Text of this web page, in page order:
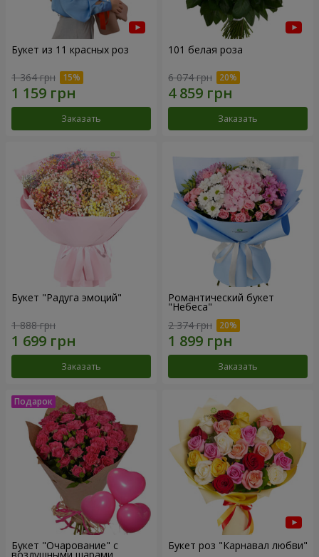
Букет из 11 красных роз
1 364 грн
Заказать
101 белая роза
6 074 грн
Заказать
Букет "Радуга эмоций"
1 888 грн
Заказать
Романтический букет
"Небеса"
2 374 грн
Заказать
Букет "Очарование" с
воздушными шарами
Букет роз "Карнавал любви"